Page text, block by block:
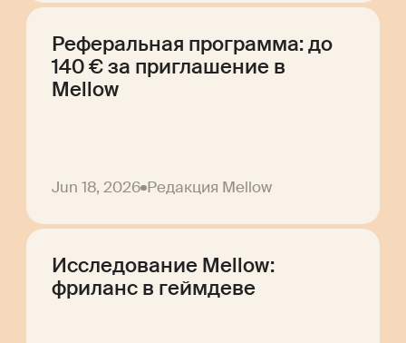
Реферальная программа: до
140 € за приглашение в
Mellow
Jun 18, 2026 Редакция Mellow
Исследование Mellow:
фриланс в геймдеве